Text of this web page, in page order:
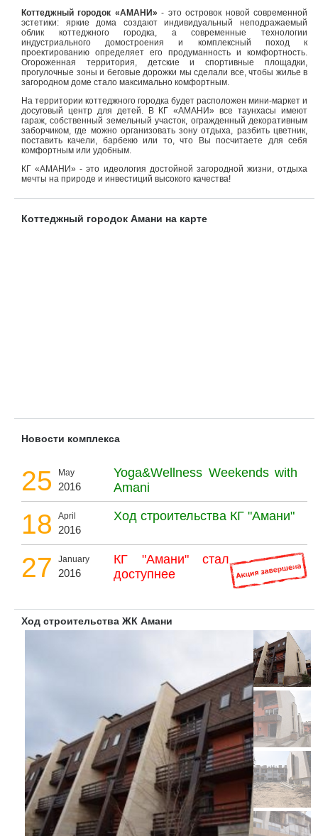
Коттеджный городок «АМАНИ» - это островок новой современной
эстетики: яркие дома создают индивидуальный неподражаемый
облик коттеджного городка, а современные технологии
индустриального домостроения и комплексный поход к
проектированию определяет его продуманность и комфортность.
Огороженная территория, детские и спортивные площадки,
прогулочные зоны и беговые дорожки мы сделали все, чтобы жилье в
загородном доме стало максимально комфортным.
На территории коттеджного городка будет расположен мини-маркет и
досуговый центр для детей. В КГ «АМАНИ» все таунхасы имеют
гараж, собственный земельный участок, огражденный декоративным
заборчиком, где можно организовать зону отдыха, разбить цветник,
поставить качели, барбекю или то, что Вы посчитаете для себя
комфортным или удобным.
КГ «АМАНИ» - это идеология достойной загородной жизни, отдыха
мечты на природе и инвестиций высокого качества!
Коттеджный городок Амани на карте
Новости комплекса
25 May
2016
Yoga&Wellness Weekends with
Amani
18 April
2016
Ход строительства КГ "Амани"
27 January
2016
КГ "Амани" стал
доступнее
Ход строительства ЖК Амани